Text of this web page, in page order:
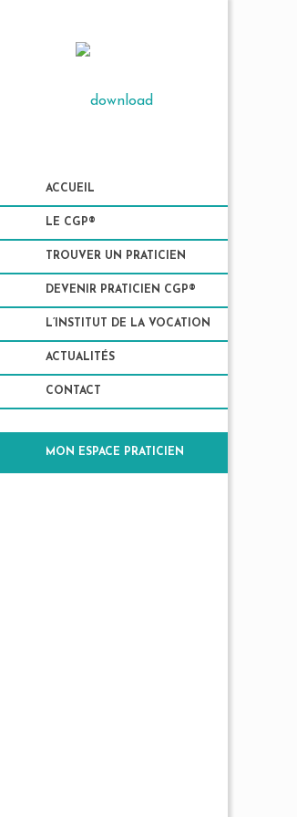
ACCUEIL
LE CGP®
TROUVER UN PRATICIEN
DEVENIR PRATICIEN CGP®
L’INSTITUT DE LA VOCATION
ACTUALITÉS
CONTACT
MON ESPACE PRATICIEN